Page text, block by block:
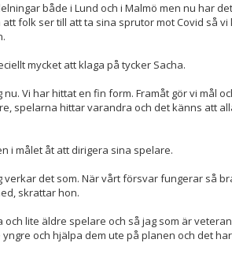
både i Lund och i Malmö men nu har
folk ser till att ta sina sprutor mot Covid så
mycket att klaga på tycker Sacha.
Vi har hittat en fin form. Framåt gör vi mål
spelarna hittar varandra och det känns att
i målet åt att dirigera sina spelare.
verkar det som. När vårt försvar fungerar så
skrattar hon.
lite äldre spelare och så jag som är
och hjälpa dem ute på planen och det